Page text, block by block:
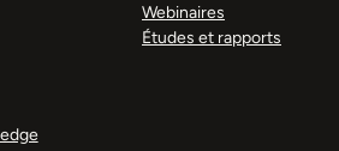
Webinaires
Études et rapports